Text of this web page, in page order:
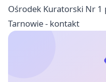
Ośrodek Kuratorski Nr 1
Tarnowie - kontakt